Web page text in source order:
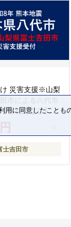
災害支援※山梨
市による八代市
返礼品なし】
士吉田市
に同意したことも